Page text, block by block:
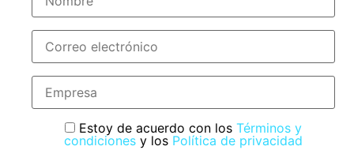
Estoy de acuerdo con los Términos y
condicionesy los Política de privacidad